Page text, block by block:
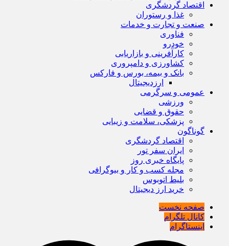
اقتصاد گردشگری
غذا و رستوران
صنعت و تجارت و خدمات
فناوری
خودرو
کارآفرینی و بازاریابی
کشاورزی و دامپروری
بانک و بیمه، بورس و فارکس
ارزدیجیتال
عمومی و سرگرمی
ورزشی
حقوق و قضایی
پزشکی، سلامت و زیبایی
گوناگون
اقتصاد گردشگری
ایران سفر تور
پایگاه خبری روز
مجله کسب و کار و بیوگرافی
بلیط اتوبوس
خرید ارز دیجیتال
صفحه نخست
کانال تلگرام
اینستاگرام